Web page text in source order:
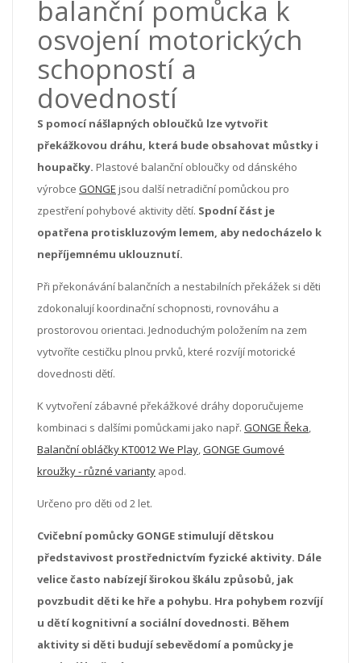
balanční pomůcka k
osvojení motorických
schopností a
dovedností
S pomocí nášlapných obloučků lze vytvořit
překážkovou dráhu, která bude obsahovat můstky i
houpačky. Plastové balanční obloučky od dánského
výrobce GONGE jsou další netradiční pomůckou pro
zpestření pohybové aktivity dětí. Spodní část je
opatřena protiskluzovým lemem, aby nedocházelo k
nepříjemnému uklouznutí.
Při překonávání balančních a nestabilních překážek si děti
zdokonalují koordinační schopnosti, rovnováhu a
prostorovou orientaci. Jednoduchým položením na zem
vytvoříte cestičku plnou prvků, které rozvíjí motorické
dovednosti dětí.
K vytvoření zábavné překážkové dráhy doporučujeme
kombinaci s dalšími pomůckami jako např. GONGE Řeka,
Balanční obláčky KT0012 We Play,GONGE Gumové
kroužky - různé varianty apod.
Určeno pro děti od 2 let.
Cvičební pomůcky GONGE stimulují dětskou
představivost prostřednictvím fyzické aktivity. Dále
velice často nabízejí širokou škálu způsobů, jak
povzbudit děti ke hře a pohybu. Hra pohybem rozvíjí
u dětí kognitivní a sociální dovednosti. Během
aktivity si děti budují sebevědomí a pomůcky je